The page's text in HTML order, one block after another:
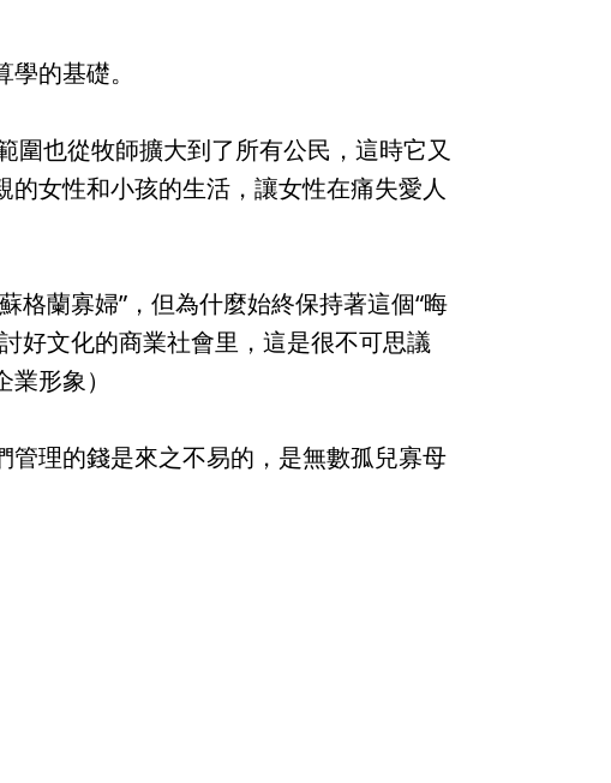
的基礎。
圍也從牧師擴大到了所有公民，這時它又
女性和小孩的生活，讓女性在痛失愛人
格蘭寡婦”，但為什麼始終保持著這個“晦
好文化的商業社會里，這是很不可思議
形象）
理的錢是來之不易的，是無數孤兒寡母